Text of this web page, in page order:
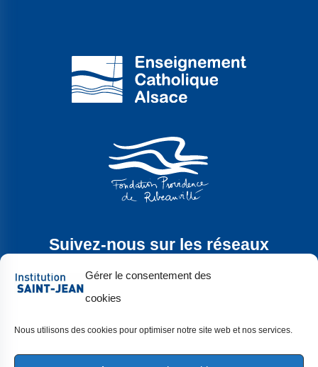
Gérer le consentement des
cookies
Nous utilisons des cookies pour optimiser notre site web et nos services.
Suivez-nous sur les réseaux